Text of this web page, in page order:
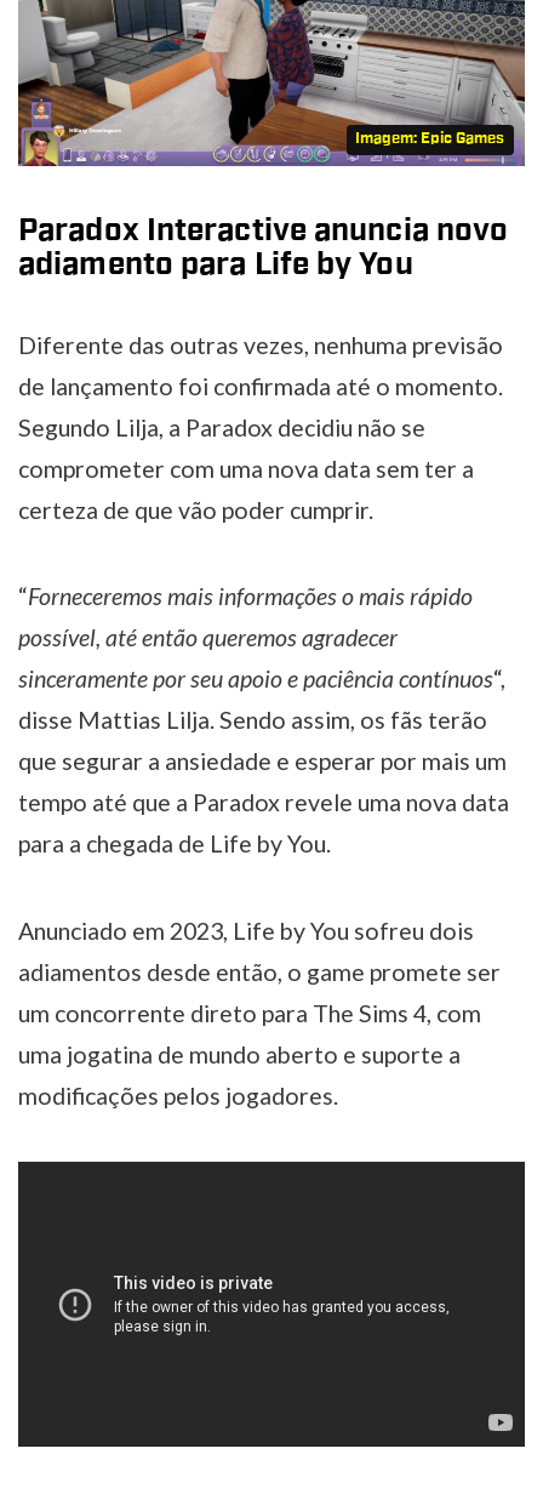
Imagem: Epic Games
Paradox Interactive anuncia novo
adiamento para Life by You
Diferente das outras vezes, nenhuma previsão
de lançamento foi confirmada até o momento.
Segundo Lilja, a Paradox decidiu não se
comprometer com uma nova data sem ter a
certeza de que vão poder cumprir.
“Forneceremos mais informações o mais rápido
possível, até então queremos agradecer
sinceramente por seu apoio e paciência contínuos“,
disse Mattias Lilja. Sendo assim, os fãs terão
que segurar a ansiedade e esperar por mais um
tempo até que a Paradox revele uma nova data
para a chegada de Life by You.
Anunciado em 2023, Life by You sofreu dois
adiamentos desde então, o game promete ser
um concorrente direto para The Sims 4, com
uma jogatina de mundo aberto e suporte a
modificações pelos jogadores.